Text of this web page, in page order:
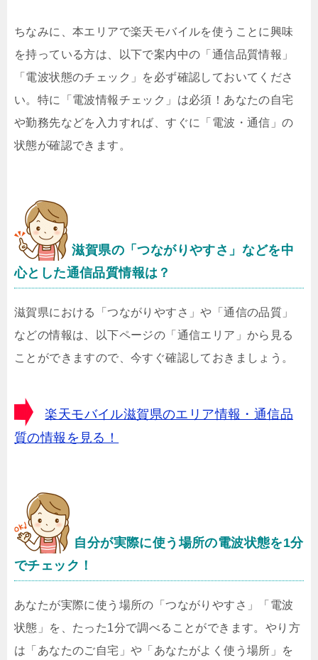
ちなみに、本エリアで楽天モバイルを使うことに興味
を持っている方は、以下で案内中の「通信品質情報」
「電波状態のチェック」を必ず確認しておいてくださ
い。特に「電波情報チェック」は必須！あなたの自宅
や勤務先などを入力すれば、すぐに「電波・通信」の
状態が確認できます。
滋賀県の「つながりやすさ」などを中
心とした通信品質情報は？
滋賀県における「つながりやすさ」や「通信の品質」
などの情報は、以下ページの「通信エリア」から見る
ことができますので、今すぐ確認しておきましょう。
楽天モバイル滋賀県のエリア情報・通信品
質の情報を見る！
自分が実際に使う場所の電波状態を1分
でチェック！
あなたが実際に使う場所の「つながりやすさ」「電波
状態」を、たった1分で調べることができます。やり方
は「あなたのご自宅」や「あなたがよく使う場所」を